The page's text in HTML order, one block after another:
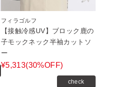
フィラゴルフ
【接触冷感UV】ブロック鹿の
子モックネック半袖カットソ
ー
¥5,313(30%OFF)
check